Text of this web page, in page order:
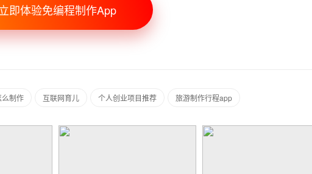
即体验免编程制作App
制作 互联网育儿 个人创业项目推荐 旅游制作行程app